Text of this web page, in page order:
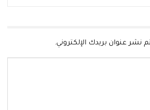
نشر عنوان بريدك الإلكتروني.